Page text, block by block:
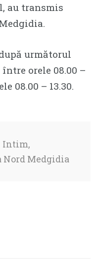
au transmis
următorul
orele 08.00 –
08.00 – 13.30.
Intim,
Nord Medgidia